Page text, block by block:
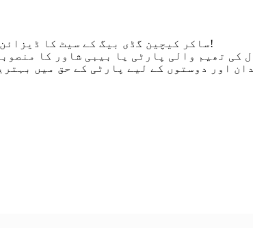
"ساکر کیچین گڈی بیگ کے سیٹ کا ڈیزائن بہت اچھا ہے اور یہ بچوں اور بڑوں کے لیے موزوں ہے۔وہ آپ کی پارٹی میں زبردست ہٹ ہوں گے!
کی تھیم والی پارٹی یا بیبی شاور کا
اور دوستوں کے لیے پارٹی کے حق میں